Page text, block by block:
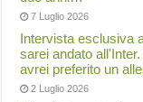
7 Luglio 2026
Intervista esclusiva
sarei andato
avrei preferito un
2 Luglio 2026